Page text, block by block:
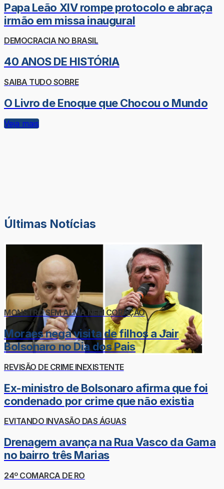
Papa Leão XIV rompe protocolo e abraça
irmão em missa inaugural
DEMOCRACIA NO BRASIL
40 ANOS DE HISTÓRIA
SAIBA TUDO SOBRE
O Livro de Enoque que Chocou o Mundo
Veja mais
Últimas Notícias
MONSTRO SEM ALMA NEM CORAÇÃO
Moraes nega visita de filhos a Jair
Bolsonaro no Dia dos Pais
REVISÃO DE CRIME INEXISTENTE
Ex-ministro de Bolsonaro afirma que foi
condenado por crime que não existia
EVITANDO INVASÃO DAS ÁGUAS
Drenagem avança na Rua Vasco da Gama
no bairro três Marias
24º COMARCA DE RO